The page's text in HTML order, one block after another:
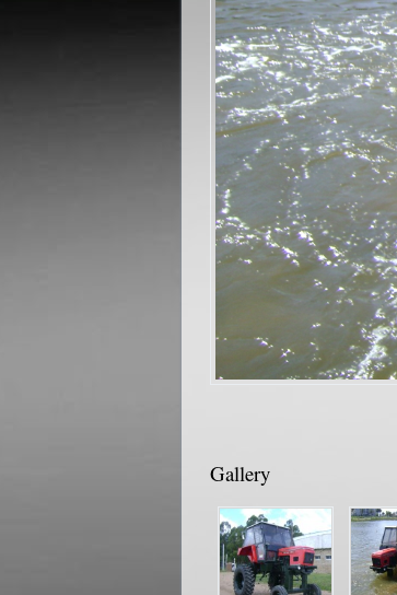
Gallery